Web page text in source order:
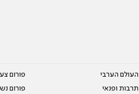
העולם הערבי
תרבות ופנאי
פורום
פורום